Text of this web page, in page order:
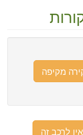
מקיפה
לרכב זה